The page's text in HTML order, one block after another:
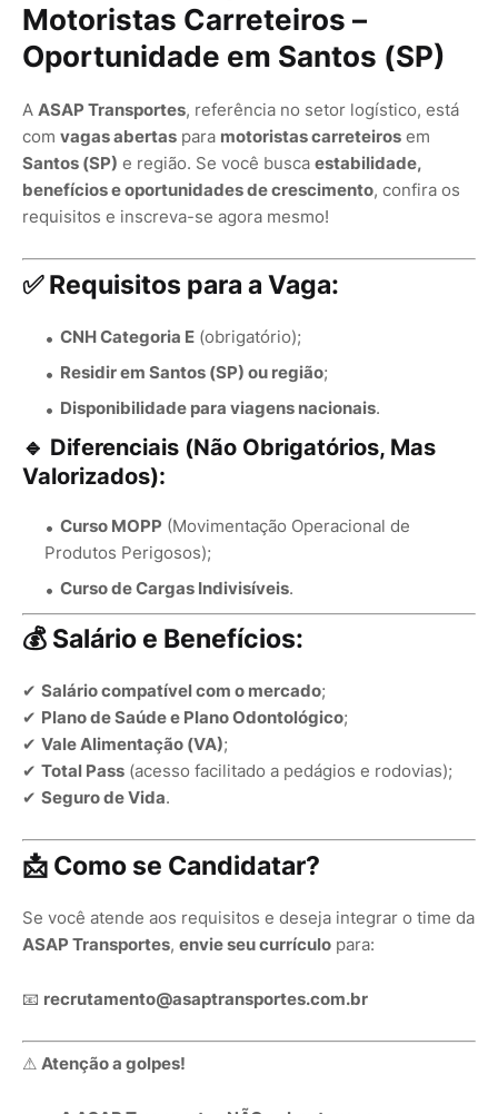
Motoristas Carreteiros –
Oportunidade em Santos (SP)
A ASAP Transportes, referência no setor logístico, está
com vagas abertas para motoristas carreteiros em
Santos (SP) e região. Se você busca estabilidade,
benefícios e oportunidades de crescimento, confira os
requisitos e inscreva-se agora mesmo!
✅Requisitos para a Vaga:
CNH Categoria E (obrigatório);
Residir em Santos (SP) ou região;
Disponibilidade para viagens nacionais.
🔹 Diferenciais (Não Obrigatórios, Mas
Valorizados):
Curso MOPP (Movimentação Operacional de
Produtos Perigosos);
Curso de Cargas Indivisíveis.
💰 Salário e Benefícios:
✔ Salário compatível com o mercado;
✔ Plano de Saúde e Plano Odontológico;
✔ Vale Alimentação (VA);
✔ Total Pass (acesso facilitado a pedágios e rodovias);
✔ Seguro de Vida.
📩 Como se Candidatar?
Se você atende aos requisitos e deseja integrar o time da
ASAP Transportes, envie seu currículo para:
📧 recrutamento@asaptransportes.com.br
⚠ Atenção a golpes!